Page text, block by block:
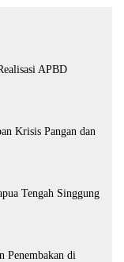
APBD
Krisis Pangan dan
Tengah Singgung
Penembakan di